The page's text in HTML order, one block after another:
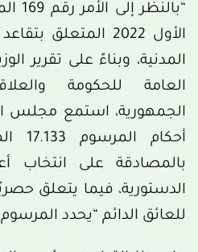
الأول 2022
المدنية، وبناءً على تقرير
العامة للحكومة
الجمهورية، استمع مجلس
بالمصادقة على انتخاب
الدستورية، فيما يتعلق
للعائق الدائم “يحدد